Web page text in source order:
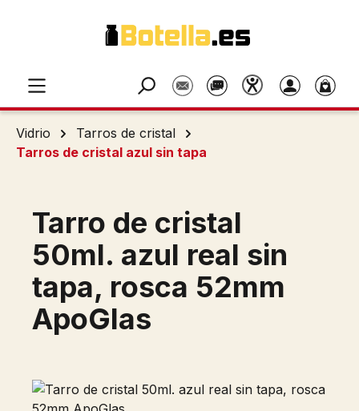
Vidrio
Tarros de cristal
Tarros de cristal azul sin tapa
Tarro de cristal
50ml. azul real sin
tapa, rosca 52mm
ApoGlas